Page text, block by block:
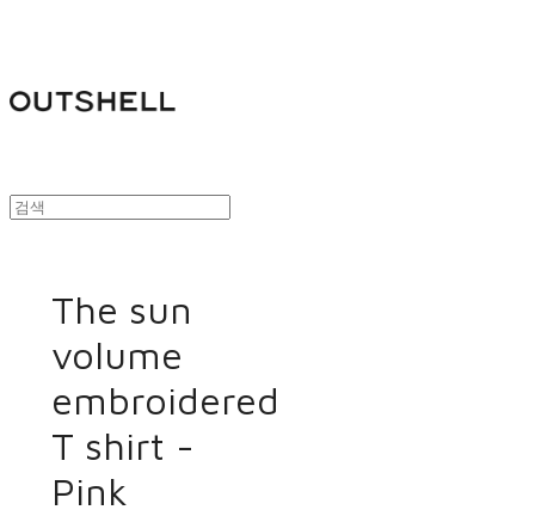
The sun
volume
embroidered
T shirt -
Pink